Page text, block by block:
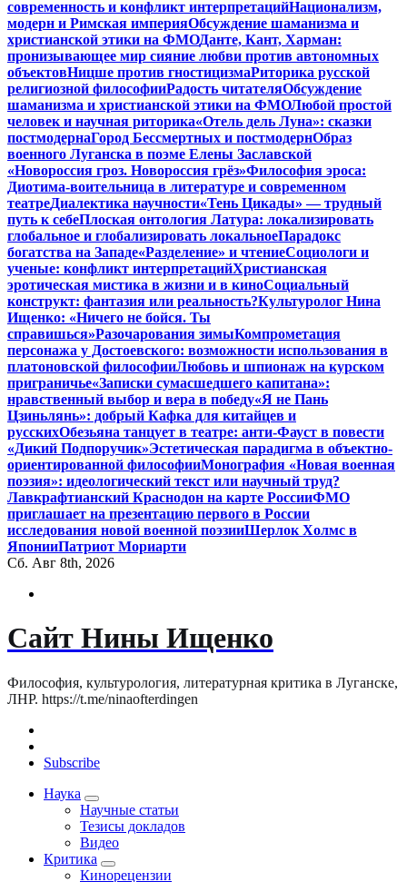
современность и конфликт интерпретацийНационализм,
модерн и Римская империяОбсуждение шаманизма и
христианской этики на ФМОДанте, Кант, Харман:
пронизывающее мир сияние любви против автономных
объектовНицше против гностицизмаРиторика русской
религиозной философииРадость читателяОбсуждение
шаманизма и христианской этики на ФМОЛюбой простой
человек и научная риторика«Отель дель Луна»: сказки
постмодернаГород Бессмертных и постмодернОбраз
военного Луганска в поэме Елены Заславской
«Новороссия гроз. Новороссия грёз»Философия эроса:
Диотима-воительница в литературе и современном
театреДиалектика научности«Тень Цикады» — трудный
путь к себеПлоская онтология Латура: локализировать
глобальное и глобализировать локальноеПарадокс
богатства на Западе«Разделение» и чтениеСоциологи и
ученые: конфликт интерпретацийХристианская
эротическая мистика в жизни и в киноСоциальный
конструкт: фантазия или реальность?Культуролог Нина
Ищенко: «Ничего не бойся. Ты
справишься»Разочарования зимыКомпрометация
персонажа у Достоевского: возможности использования в
платоновской философииЛюбовь и шпионаж на курском
приграничье«Записки сумасшедшего капитана»:
нравственный выбор и вера в победу«Я не Пань
Цзиньлянь»: добрый Кафка для китайцев и
русскихОбезьяна танцует в театре: анти-Фауст в повести
«Дикий Подпоручик»Эстетическая парадигма в объектно-
ориентированной философииМонография «Новая военная
поэзия»: идеологический текст или научный труд?
Лавкрафтианский Краснодон на карте РоссииФМО
приглашает на презентацию первого в России
исследования новой военной поэзииШерлок Холмс в
ЯпонииПатриот Мориарти
Сб. Авг 8th, 2026
Сайт Нины Ищенко
Философия, культурология, литературная критика в Луганске,
ЛНР. https://t.me/ninaofterdingen
Subscribe
Наука
Научные статьи
Тезисы докладов
Видео
Критика
Кинорецензии